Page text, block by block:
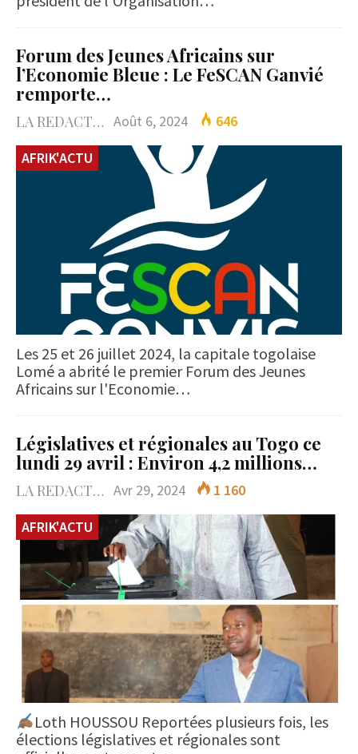
Forum des Jeunes Africains sur
l’Economie Bleue : Le FeSCAN Ganvié
remporte…
LA REDACTION Août 6, 2024
646
AFRIK'ACTU
Les 25 et 26 juillet 2024, la capitale togolaise
Lomé a abrité le premier Forum des Jeunes
Africains sur l'Economie…
Législatives et régionales au Togo ce
lundi 29 avril : Environ 4,2 millions…
LA REDACTION Avr 29, 2024
1 160
AFRIK'ACTU
Loth HOUSSOU Reportées plusieurs fois, les
élections législatives et régionales sont